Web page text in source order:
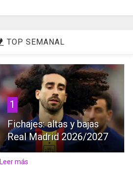
TOP SEMANAL
1
Fichajes: altas y bajas
Real Madrid 2026/2027
Leer más